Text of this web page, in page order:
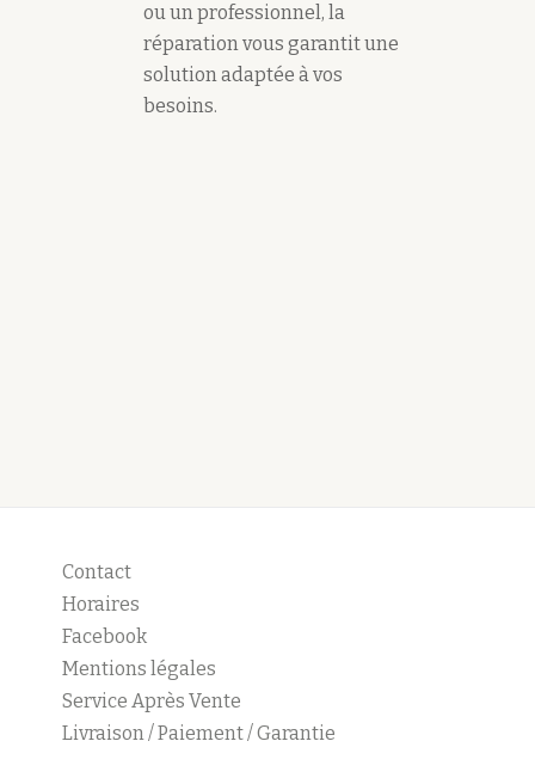
ou un professionnel, la
réparation vous garantit une
solution adaptée à vos
besoins.
Contact
Horaires
Facebook
Mentions légales
Service Après Vente
Livraison / Paiement / Garantie